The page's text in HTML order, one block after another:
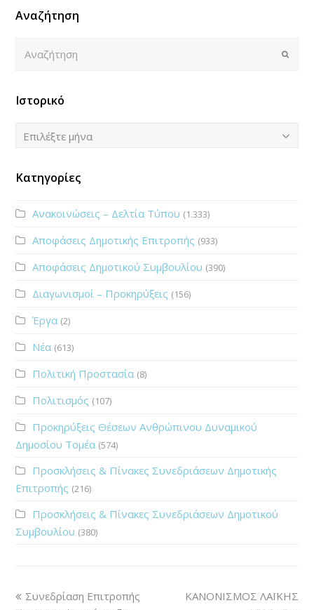
Αναζήτηση
Submit
Ιστορικό
Ιστορικό
Επιλέξτε μήνα
Κατηγορίες
Ανακοινώσεις – Δελτία Τύπου (1.333)
Αποφάσεις Δημοτικής Επιτροπής (933)
Αποφάσεις Δημοτικού Συμβουλίου (390)
Διαγωνισμοί – Προκηρύξεις (156)
Έργα (2)
Νέα (613)
Πολιτική Προστασία (8)
Πολιτισμός (107)
Προκηρύξεις Θέσεων Ανθρώπινου Δυναμικού
Δημοσίου Τομέα (574)
Προσκλήσεις & Πίνακες Συνεδριάσεων Δημοτικής
Επιτροπής (216)
Προσκλήσεις & Πίνακες Συνεδριάσεων Δημοτικού
Συμβουλίου (380)
Συνεδρίαση Επιτροπής
ΚΑΝΟΝΙΣΜΟΣ ΛΑΪΚΗΣ